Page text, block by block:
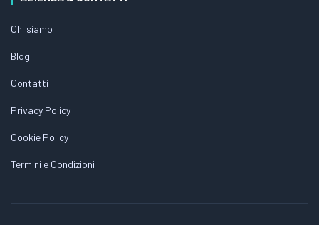
Chi siamo
Blog
Contatti
Privacy Policy
Cookie Policy
Termini e Condizioni